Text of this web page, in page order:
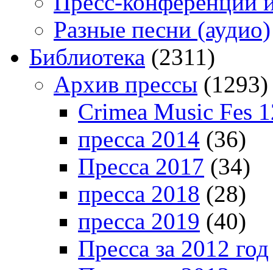
Разные песни (аудио)
Библиотека (2311)
Архив прессы (1293)
Crimea Music Fes
пресса 2014 (36)
Пресса 2017 (34)
пресса 2018 (28)
пресса 2019 (40)
Пресса за 2012 год